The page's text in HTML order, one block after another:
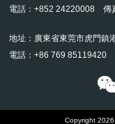
電話：+852 24220008 傳
地址：廣東省東莞市虎門鎮
電話：+86 769 85119420
Copyright